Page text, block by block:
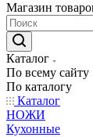
Магазин
Каталог
По всему сайту
По каталогу
Каталог
НОЖИ
Кухонные